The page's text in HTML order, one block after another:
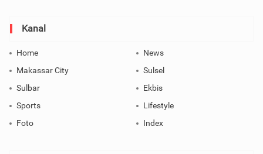
Kanal
Home
News
Makassar City
Sulsel
Sulbar
Ekbis
Sports
Lifestyle
Foto
Index